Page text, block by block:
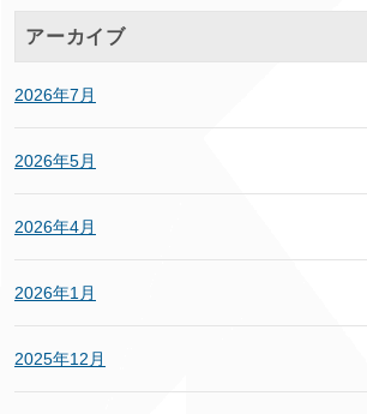
アーカイブ
2026年7月
2026年5月
2026年4月
2026年1月
2025年12月